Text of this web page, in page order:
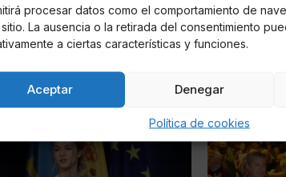
procesar datos como el comportamiento de
La ausencia o la retirada del consentimiento
a ciertas características y funciones.
Aceptar Denegar
Política de cookies